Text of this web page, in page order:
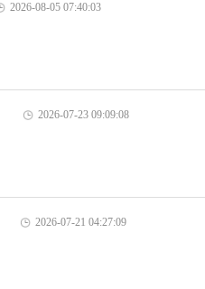
2026-08-05 07:40:03
2026-07-23 09:09:08
2026-07-21 04:27:09